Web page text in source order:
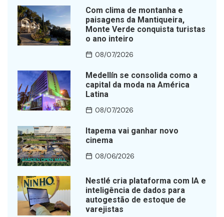
Com clima de montanha e
paisagens da Mantiqueira,
Monte Verde conquista turistas
o ano inteiro
08/07/2026
Medellín se consolida como a
capital da moda na América
Latina
08/07/2026
Itapema vai ganhar novo
cinema
08/06/2026
Nestlé cria plataforma com IA e
inteligência de dados para
autogestão de estoque de
varejistas